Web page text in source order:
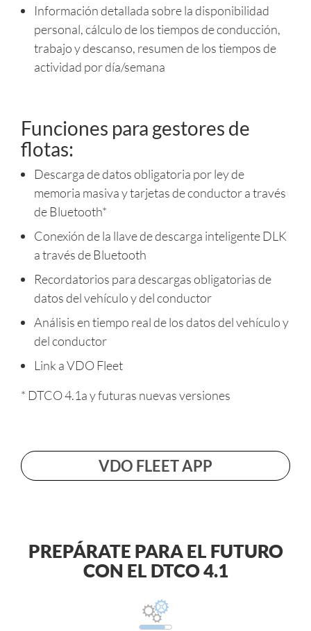
Información detallada sobre la disponibilidad
personal, cálculo de los tiempos de conducción,
trabajo y descanso, resumen de los tiempos de
actividad por día/semana
Funciones para gestores de
flotas:
Descarga de datos obligatoria por ley de
memoria masiva y tarjetas de conductor a través
de Bluetooth*
Conexión de la llave de descarga inteligente DLK
a través de Bluetooth
Recordatorios para descargas obligatorias de
datos del vehículo y del conductor
Análisis en tiempo real de los datos del vehículo y
del conductor
Link a VDO Fleet
* DTCO 4.1a y futuras nuevas versiones
VDO FLEET APP
PREPÁRATE PARA EL FUTURO
CON EL DTCO 4.1